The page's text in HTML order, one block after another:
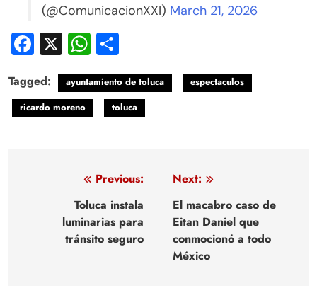
(@ComunicacionXXI) March 21, 2026
Facebook
X WhatsApp
Tagged: ayuntamiento de toluca
espectaculos
ricardo moreno
toluca
Navegación
entradas
Previous:
Toluca instala
luminarias para
tránsito seguro
Next:
El macabro caso de
Eitan Daniel que
conmocionó a todo
México